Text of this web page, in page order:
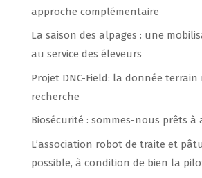
approche complémentaire
La saison des alpages : une
au service des éleveurs
Projet DNC-Field: la donnée
recherche
Biosécurité : sommes-nous prêts à
L’association robot de traite et
possible, à condition de bien la